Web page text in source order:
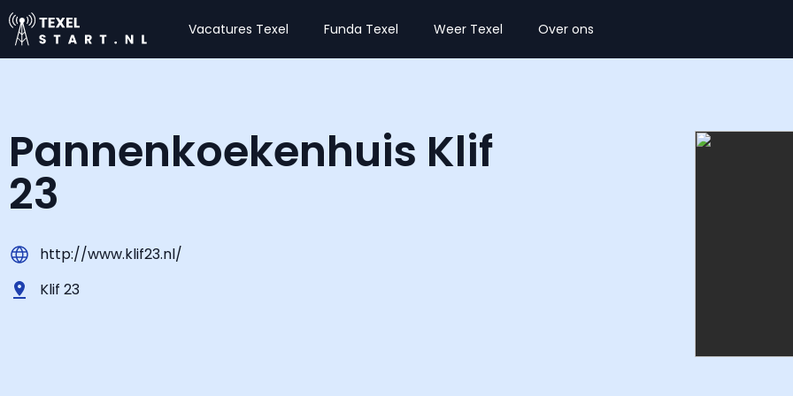
Vacatures Texel Funda Texel Weer Texel Over ons
Pannenkoekenhuis Klif
23
http://www.klif23.nl/
Klif 23